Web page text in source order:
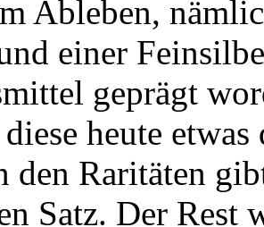
Ableben,
einer
geprägt
heute
den Raritäten
Satz. Der Rest